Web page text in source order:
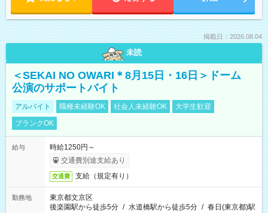
掲載日：2026.08.04
未読
＜SEKAI NO OWARI＊8月15日・16日＞ドーム
公演のサポートバイト
アルバイト 職種未経験OK 社会人未経験OK
大学生歓迎
ブランクOK
給与
時給1250円～
交通費別途支給あり
交通費 支給（規定有り）
勤務地
東京都文京区
後楽園駅から徒歩5分 / 水道橋駅から徒歩5分 / 春日(東京都)駅